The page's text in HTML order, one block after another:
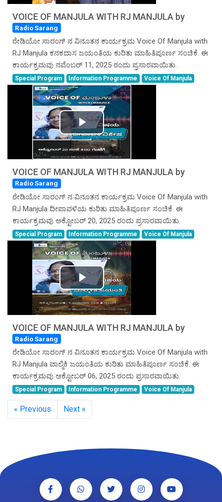
VOICE OF MANJULA WITH RJ MANJULA by
Radio Sarang
ರೇಡಿಯೋ ಸಾರಂಗ್ ನ ವಿನೂತನ ಕಾರ್ಯಕ್ರಮ Voice Of Manjula with
RJ Manjula ಕನಕದಾಸ ಜಯಂತಿಯ ಕುರಿತು ಮಾಹಿತಿಪೂರ್ಣ ಸಂಚಿಕೆ. ಈ
ಕಾರ್ಯಕ್ರಮವು ನವೆಂಬರ್ 11, 2025 ರಂದು ಪ್ರಸಾರವಾಯಿತು.
Special Program Information Programme Voice Of Manjula
Play
Video
VOICE OF MANJULA WITH RJ MANJULA by
Radio Sarang
ರೇಡಿಯೋ ಸಾರಂಗ್ ನ ವಿನೂತನ ಕಾರ್ಯಕ್ರಮ Voice Of Manjula with
RJ Manjula ದೀಪಾವಳಿಯ ಕುರಿತು ಮಾಹಿತಿಪೂರ್ಣ ಸಂಚಿಕೆ. ಈ
ಕಾರ್ಯಕ್ರಮವು ಅಕ್ಟೋಬರ್ 20, 2025 ರಂದು ಪ್ರಸಾರವಾಯಿತು.
Special Program Information Programme Voice Of Manjula
Play
Video
VOICE OF MANJULA WITH RJ MANJULA by
Radio Sarang
ರೇಡಿಯೋ ಸಾರಂಗ್ ನ ವಿನೂತನ ಕಾರ್ಯಕ್ರಮ Voice Of Manjula with
RJ Manjula ವಾಲ್ಮಿಕಿ ಜಯಂತಿಯ ಕುರಿತು ಮಾಹಿತಿಪೂರ್ಣ ಸಂಚಿಕೆ. ಈ
ಕಾರ್ಯಕ್ರಮವು ಅಕ್ಟೋಬರ್ 06, 2025 ರಂದು ಪ್ರಸಾರವಾಯಿತು.
Special Program Information Programme Voice Of Manjula
« Previous Next »